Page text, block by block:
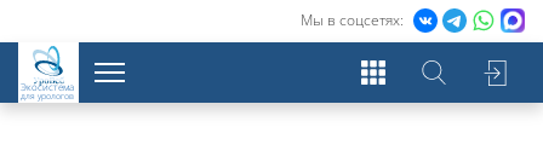
Мы в соцсетях:
Экосистема
для урологов